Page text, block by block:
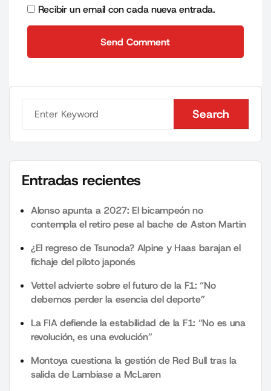
Recibir un email con cada nueva entrada.
Send Comment
Search
Search
Entradas recientes
Alonso apunta a 2027: El bicampeón no
contempla el retiro pese al bache de Aston Martin
¿El regreso de Tsunoda? Alpine y Haas barajan el
fichaje del piloto japonés
Vettel advierte sobre el futuro de la F1: “No
debemos perder la esencia del deporte”
La FIA defiende la estabilidad de la F1: “No es una
revolución, es una evolución”
Montoya cuestiona la gestión de Red Bull tras la
salida de Lambiase a McLaren